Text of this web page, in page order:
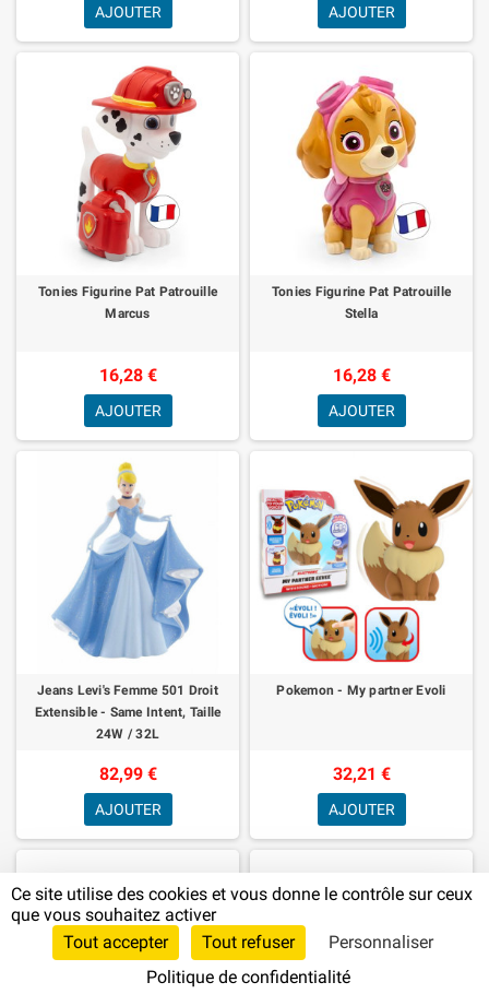
AJOUTER AJOUTER
Tonies Figurine Pat Patrouille
Marcus
16,28 €
AJOUTER
Tonies Figurine Pat Patrouille
Stella
16,28 €
AJOUTER
Jeans Levi's Femme 501 Droit
Extensible - Same Intent, Taille
24W / 32L
82,99 €
AJOUTER
Pokemon - My partner Evoli
32,21 €
AJOUTER
Ce site utilise des cookies et vous donne le contrôle sur ceux
que vous souhaitez activer
Tout accepter
Tout refuser
Personnaliser
Politique de confidentialité